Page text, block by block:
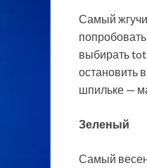
Самый
выбирать
остановить
шпильке —
Зеленый
Самый